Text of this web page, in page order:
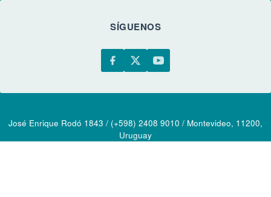
SÍGUENOS
José Enrique Rodó 1843 / (+598) 2408 9010 / Montevideo, 11200,
Uruguay